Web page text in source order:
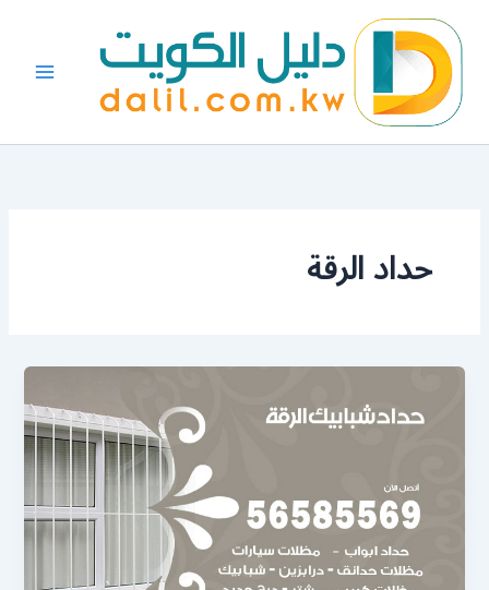
المحتوى
حداد الرقة